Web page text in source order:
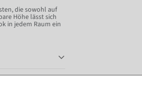
die sowohl auf
Höhe lässt sich
in jedem Raum ein